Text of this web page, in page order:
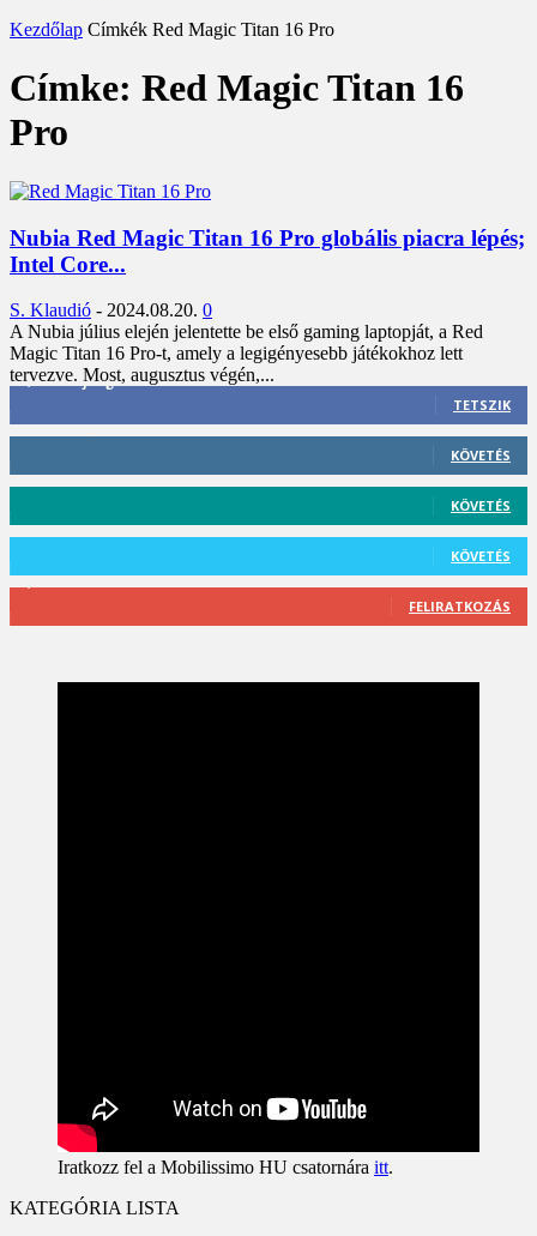
Kezdőlap Címkék Red Magic Titan 16 Pro
Címke: Red Magic Titan 16
Pro
Nubia Red Magic Titan 16 Pro globális piacra lépés;
Intel Core...
S. Klaudió - 2024.08.20. 0
A Nubia július elején jelentette be első gaming laptopját, a Red
Magic Titan 16 Pro-t, amely a legigényesebb játékokhoz lett
tervezve. Most, augusztus végén,...
3,452
Rajongók
TETSZIK
KÖVETÉS
KÖVETÉS
KÖVETÉS
FELIRATKOZÁS
Iratkozz fel a Mobilissimo HU csatornára itt.
KATEGÓRIA LISTA